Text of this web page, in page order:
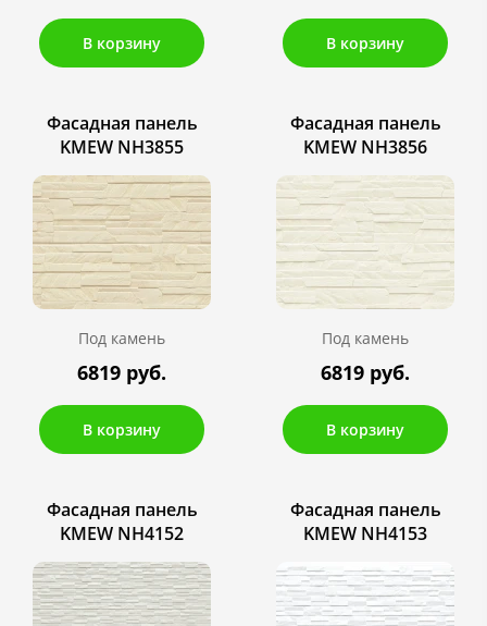
В корзину В корзину
Фасадная панель
KMEW NH3855
Под камень
6819 руб.
В корзину
Фасадная панель
KMEW NH3856
Под камень
6819 руб.
В корзину
Фасадная панель
KMEW NH4152
Фасадная панель
KMEW NH4153